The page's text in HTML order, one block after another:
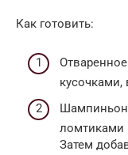
Как готовить:
ломтиками
Затем